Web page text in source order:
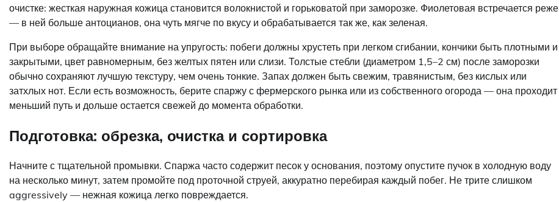
очистке: жесткая наружная кожица становится волокнистой и горьковатой при заморозке. Фиолетовая встречается реже
— в ней больше антоцианов, она чуть мягче по вкусу и обрабатывается так же, как зеленая.
При выборе обращайте внимание на упругость: побеги должны хрустеть при легком сгибании, кончики быть плотными и
закрытыми, цвет равномерным, без желтых пятен или слизи. Толстые стебли (диаметром 1,5–2 см) после заморозки
обычно сохраняют лучшую текстуру, чем очень тонкие. Запах должен быть свежим, травянистым, без кислых или
затхлых нот. Если есть возможность, берите спаржу с фермерского рынка или из собственного огорода — она проходит
меньший путь и дольше остается свежей до момента обработки.
Подготовка: обрезка, очистка и сортировка
Начните с тщательной промывки. Спаржа часто содержит песок у основания, поэтому опустите пучок в холодную воду
на несколько минут, затем промойте под проточной струей, аккуратно перебирая каждый побег. Не трите слишком
aggressively — нежная кожица легко повреждается.